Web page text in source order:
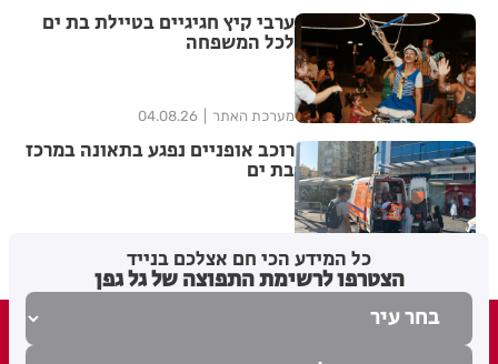
ערבי קיץ חגיגיים בטיילת בת ים
לכל המשפחה
מערכת האתר 04.08.26
רוכב אופניים נפגע בתאונה במרכז
בת ים
כל המידע הכי חם אצלכם בנייד
הצטרפו לרשימת התפוצה של גל גפן